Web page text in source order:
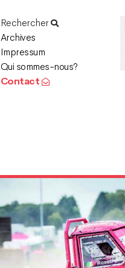
Rechercher
Archives
Impressum
Qui sommes-nous?
Contact